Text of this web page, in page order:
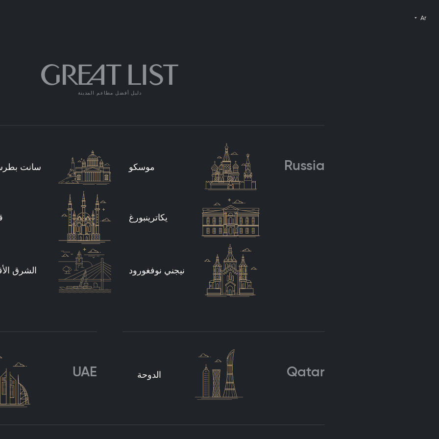
Ar
دليل أفضل مطاعم المدينة
Russia موسكو سانت
يكاترينبورغ
نيجني نوفغورود الشرق
UAE Qatar الدوحة